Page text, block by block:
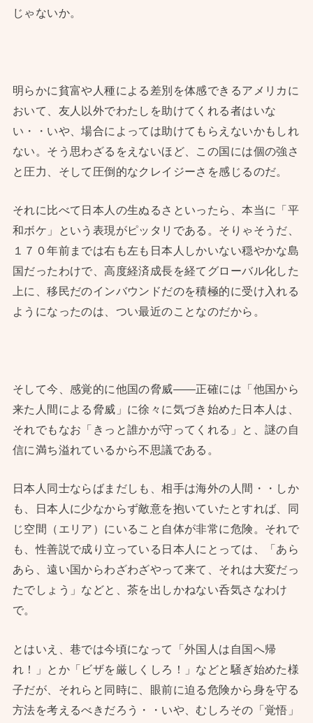
じゃないか。
明らかに貧富や人種による差別を体感できるアメリカに
おいて、友人以外でわたしを助けてくれる者はいな
い・・いや、場合によっては助けてもらえないかもしれ
ない。そう思わざるをえないほど、この国には個の強さ
と圧力、そして圧倒的なクレイジーさを感じるのだ。
それに比べて日本人の生ぬるさといったら、本当に「平
和ボケ」という表現がピッタリである。そりゃそうだ、
１７０年前までは右も左も日本人しかいない穏やかな島
国だったわけで、高度経済成長を経てグローバル化した
上に、移民だのインバウンドだのを積極的に受け入れる
ようになったのは、つい最近のことなのだから。
そして今、感覚的に他国の脅威——正確には「他国から
来た人間による脅威」に徐々に気づき始めた日本人は、
それでもなお「きっと誰かが守ってくれる」と、謎の自
信に満ち溢れているから不思議である。
日本人同士ならばまだしも、相手は海外の人間・・しか
も、日本人に少なからず敵意を抱いていたとすれば、同
じ空間（エリア）にいること自体が非常に危険。それで
も、性善説で成り立っている日本人にとっては、「あら
あら、遠い国からわざわざやって来て、それは大変だっ
たでしょう」などと、茶を出しかねない呑気さなわけ
で。
とはいえ、巷では今頃になって「外国人は自国へ帰
れ！」とか「ビザを厳しくしろ！」などと騒ぎ始めた様
子だが、それらと同時に、眼前に迫る危険から身を守る
方法を考えるべきだろう・・いや、むしろその「覚悟」